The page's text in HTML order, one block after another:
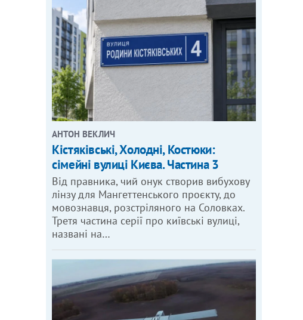
АНТОН ВЕКЛИЧ
Кістяківські, Холодні, Костюки:
сімейні вулиці Києва. Частина 3
Від правника, чий онук створив вибухову
лінзу для Мангеттенського проєкту, до
мовознавця, розстріляного на Соловках.
Третя частина серії про київські вулиці,
названі на…